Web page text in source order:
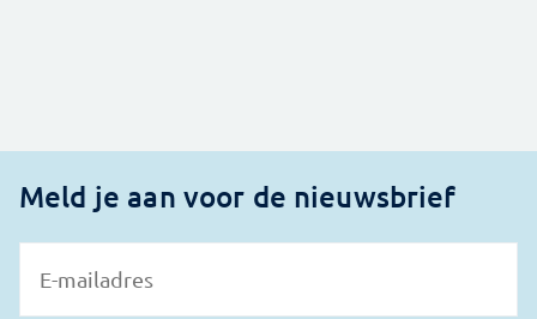
Meld je aan voor de nieuwsbrief